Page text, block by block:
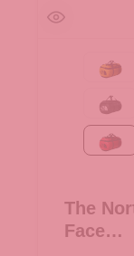
TNF
TNF
The
Face